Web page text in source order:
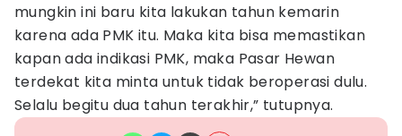
mungkin ini baru kita lakukan tahun kemarin
karena ada PMK itu. Maka kita bisa memastikan
kapan ada indikasi PMK, maka Pasar Hewan
terdekat kita minta untuk tidak beroperasi dulu.
Selalu begitu dua tahun terakhir,” tutupnya.